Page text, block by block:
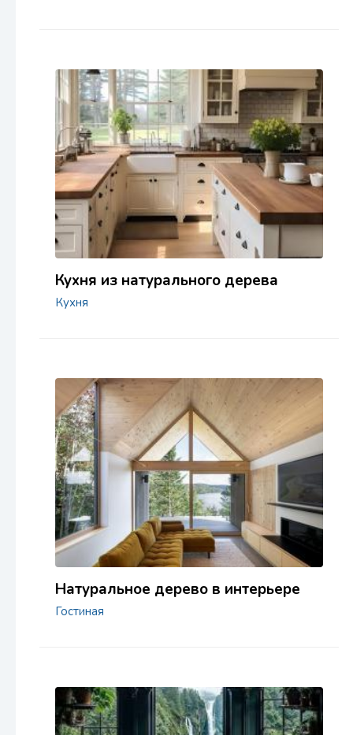
Кухня из натурального дерева
Кухня
Натуральное дерево в интерьере
Гостиная